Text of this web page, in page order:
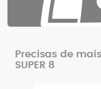
Precisas de
SUPER 8